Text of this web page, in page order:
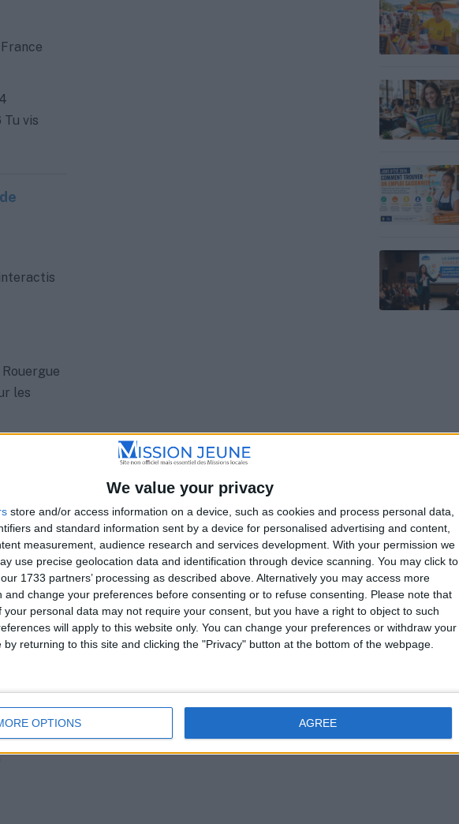
We value your privacy
store and/or access information on a device, such as cookies and process personal data,
and standard information sent by a device for personalised advertising and content,
measurement, audience research and services development. With your permission we
use precise geolocation data and identification through device scanning. You may click to
1733 partners’ processing as described above. Alternatively you may access more
and change your preferences before consenting or to refuse consenting.
Please note that
your personal data may not require your consent, but you have a right to object to such
will apply to this website only. You can change your preferences or withdraw your
returning to this site and clicking the "Privacy" button at the bottom of the webpage.
OPTIONS AGREE
Tu vis
les
pour
La